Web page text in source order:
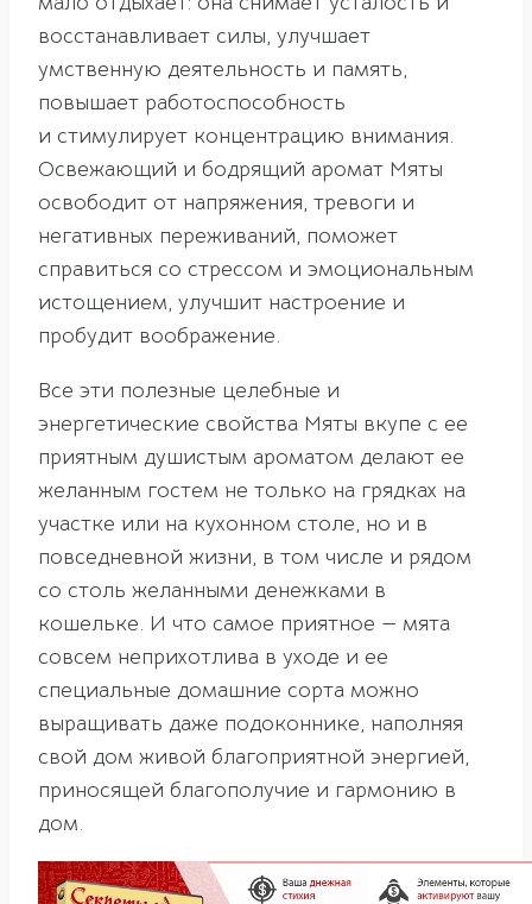
восстанавливает силы, улучшает
умственную деятельность и память,
повышает работоспособность
и стимулирует концентрацию внимания.
Освежающий и бодрящий аромат Мяты
освободит от напряжения, тревоги и
негативных переживаний, поможет
справиться со стрессом и эмоциональным
истощением, улучшит настроение и
пробудит воображение.
Все эти полезные целебные и
энергетические свойства Мяты вкупе с ее
приятным душистым ароматом делают ее
желанным гостем не только на грядках на
участке или на кухонном столе, но и в
повседневной жизни, в том числе и рядом
со столь желанными денежками в
кошельке. И что самое приятное — мята
совсем неприхотлива в уходе и ее
специальные домашние сорта можно
выращивать даже подоконнике, наполняя
свой дом живой благоприятной энергией,
приносящей благополучие и гармонию в
дом.